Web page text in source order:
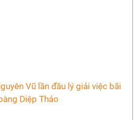
Vũ lần đầu lý giải việc bãi
Diệp Thảo